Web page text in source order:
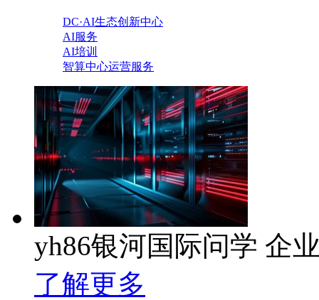
DC·AI生态创新中心
AI服务
AI培训
智算中心运营服务
yh86银河国际问学 企
了解更多